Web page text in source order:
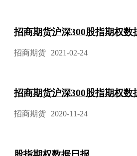
招商期货沪深300股指期权数
招商期货 2021-02-24
招商期货沪深300股指期权数
招商期货 2020-11-24